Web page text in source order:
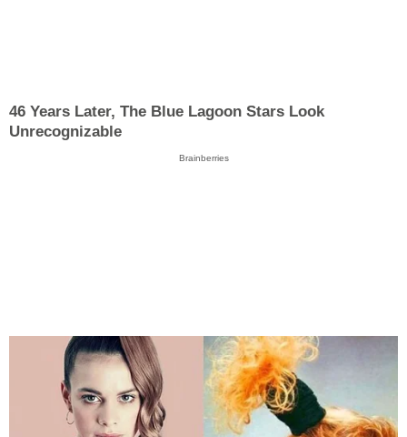
46 Years Later, The Blue Lagoon Stars Look
Unrecognizable
Brainberries